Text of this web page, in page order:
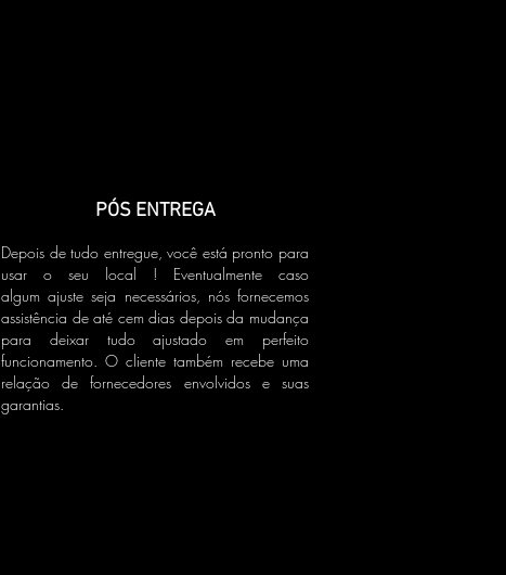
PÓS ENTREGA
Depois de tudo entregue, você está pronto para
usar o seu local ! Eventualmente caso
algum ajuste seja necessários, nós fornecemos
assistência de até cem dias depois da mudança
para deixar tudo ajustado em perfeito
funcionamento. O cliente também recebe uma
relação de fornecedores envolvidos e suas
garantias.